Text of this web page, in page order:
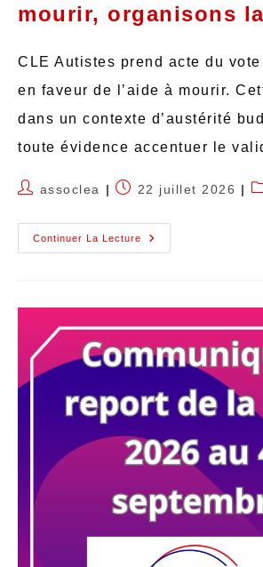
mourir, organisons
CLE Autistes prend acte du
en faveur de l’aide à mourir.
dans un contexte d’austérité
toute évidence accentuer le
assoclea 22 juillet 2026
Continuer La Lecture